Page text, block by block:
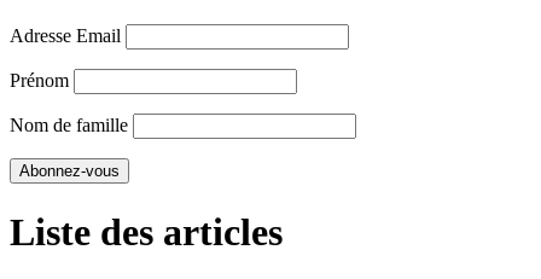
Adresse Email
Prénom
Nom de famille
Liste des articles